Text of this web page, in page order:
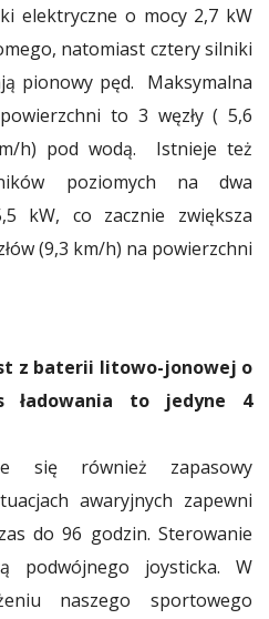
elektryczne o mocy 2,7 kW
natomiast cztery silniki
pionowy pęd. Maksymalna
to 3 węzły ( 5,6
h) pod wodą. Istnieje też
poziomych na dwa
kW, co zacznie zwiększa
(9,3 km/h) na powierzchni
z baterii litowo-jonowej o
ładowania to jedyne 4
się również zapasowy
awaryjnych zapewni
do 96 godzin. Sterowanie
podwójnego joysticka. W
naszego sportowego